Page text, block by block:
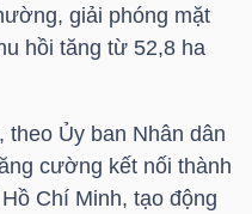
giải phóng mặt
hồi tăng từ 52,8 ha
Ủy ban Nhân dân
cường kết nối thành
Chí Minh, tạo động